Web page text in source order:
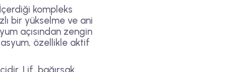
kompleks
bir yükselme ve ani
açısından zengin
özellikle aktif